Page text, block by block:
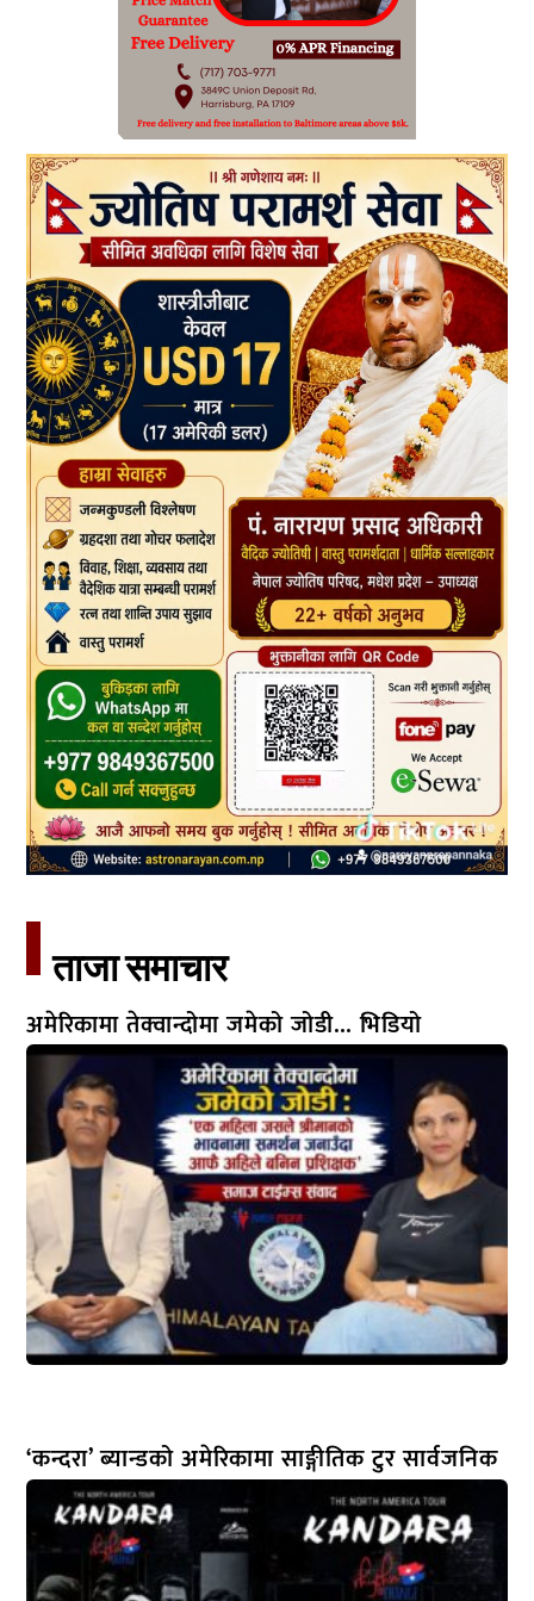
ताजा समाचार​
अमेरिकामा तेक्वान्दोमा जमेको जोडी… भिडियो
‘कन्दरा’ ब्यान्डको अमेरिकामा साङ्गीतिक टुर सार्वजनिक